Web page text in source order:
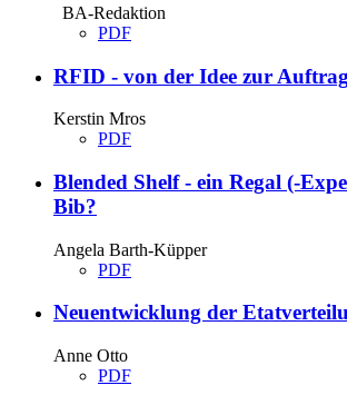
BA-Redaktion
PDF
RFID - von der Idee zur
Kerstin Mros
PDF
Blended Shelf - ein Regal (-
Bib?
Angela Barth-Küpper
PDF
Neuentwicklung der
Anne Otto
PDF